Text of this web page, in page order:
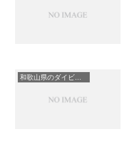
和歌山県のダイビングスポット・ポイント一覧